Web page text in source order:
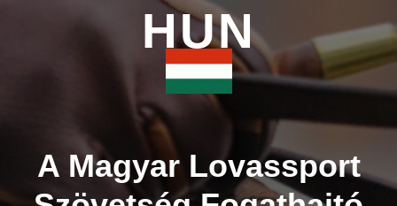
HUN
A Magyar Lovassport